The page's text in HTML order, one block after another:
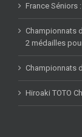
France Séniors
Championnats
2 médailles
Championnats
Hiroaki TOTO